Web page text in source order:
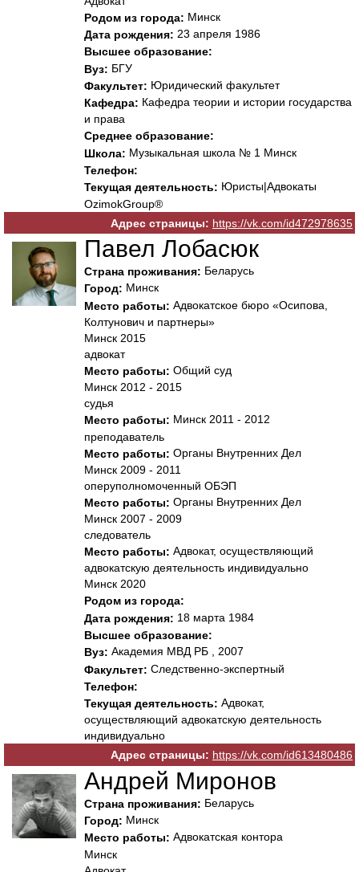
Родом из города: Минск
Дата рождения: 23 апреля 1986
Высшее образование:
Вуз: БГУ
Факультет: Юридический факультет
Кафедра: Кафедра теории и истории государства
и права
Среднее образование:
Школа: Музыкальная школа № 1 Минск
Телефон:
Текущая деятельность: Юристы|Адвокаты
OzimokGroup®
Адрес страницы: https://vk.com/id472978635
Павел Лобасюк
Страна проживания: Беларусь
Город: Минск
Место работы: Адвокатское бюро «Осипова,
Колтунович и партнеры»
Минск 2015
адвокат
Место работы: Общий суд
Минск 2012 - 2015
судья
Место работы: Минск 2011 - 2012
преподаватель
Место работы: Органы Внутренних Дел
Минск 2009 - 2011
оперуполномоченный ОБЭП
Место работы: Органы Внутренних Дел
Минск 2007 - 2009
следователь
Место работы: Адвокат, осуществляющий
адвокатскую деятельность индивидуально
Минск 2020
Родом из города:
Дата рождения: 18 марта 1984
Высшее образование:
Вуз: Академия МВД РБ , 2007
Факультет: Следственно-экспертный
Телефон:
Текущая деятельность: Адвокат,
осуществляющий адвокатскую деятельность
индивидуально
Адрес страницы: https://vk.com/id613480486
Андрей Миронов
Страна проживания: Беларусь
Город: Минск
Место работы: Адвокатская контора
Минск